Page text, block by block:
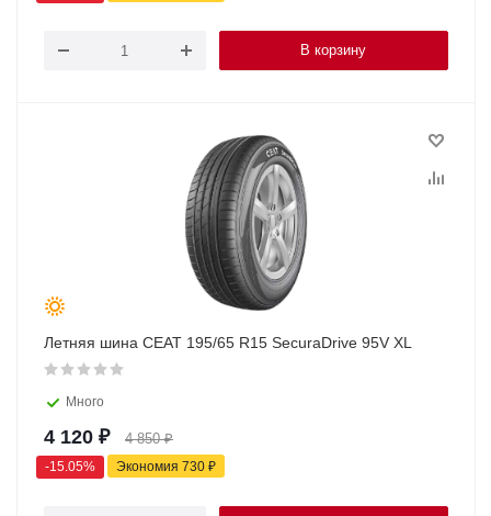
В корзину
Летняя шина CEAT 195/65 R15 SecuraDrive 95V XL
Много
4 120 ₽ 4 850₽
-15.05% Экономия 730 ₽